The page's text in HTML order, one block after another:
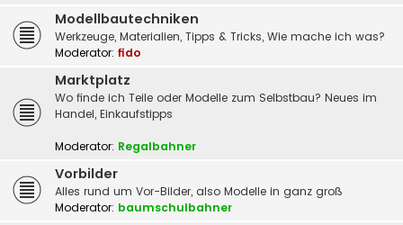
Modellbautechniken
Werkzeuge, Materialien, Tipps & Tricks, Wie mache ich was?
Moderator: fido
Marktplatz
Wo finde ich Teile oder Modelle zum Selbstbau? Neues im
Handel, Einkaufstipps
Moderator: Regalbahner
Vorbilder
Alles rund um Vor-Bilder, also Modelle in ganz groß
Moderator: baumschulbahner